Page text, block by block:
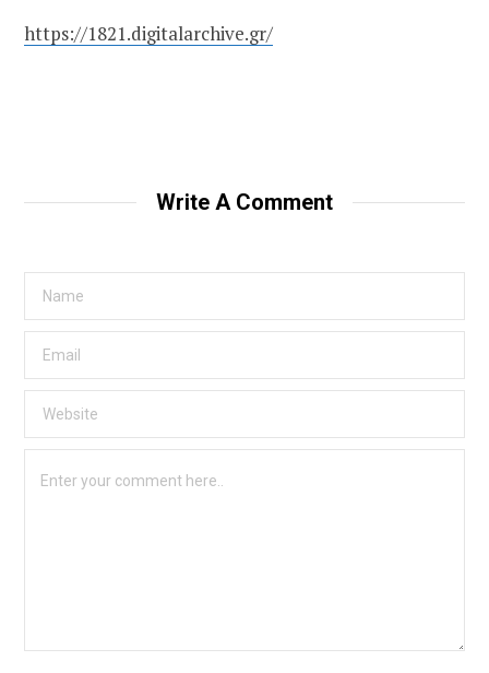
https://1821.digitalarchive.gr/
Write A Comment